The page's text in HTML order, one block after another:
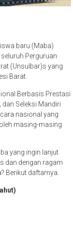
baru (Maba)
Perguruan
(Unsulbar)s yang
Barat.
Berbasis Prestasi
Seleksi Mandiri
nasional yang
masing-masing
yang ingin lanjut
dan dengan ragam
Berikut daftarnya.